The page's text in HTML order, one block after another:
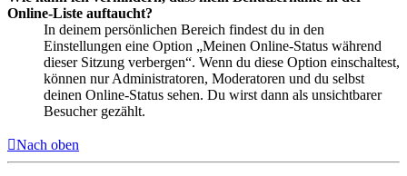
Online-Liste auftaucht?
In deinem persönlichen Bereich findest du in den
Einstellungen eine Option „Meinen Online-Status während
dieser Sitzung verbergen“. Wenn du diese Option einschaltest,
können nur Administratoren, Moderatoren und du selbst
deinen Online-Status sehen. Du wirst dann als unsichtbarer
Besucher gezählt.
Nach oben